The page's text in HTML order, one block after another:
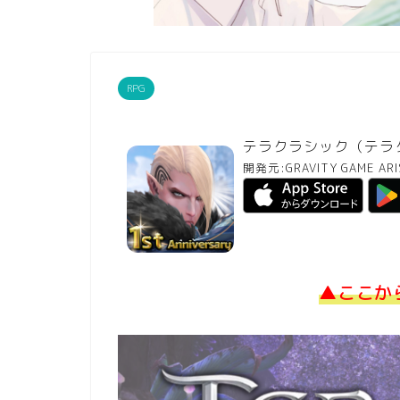
RPG
テラクラシック（テラ
開発元:GRAVITY GAME
▲ここか